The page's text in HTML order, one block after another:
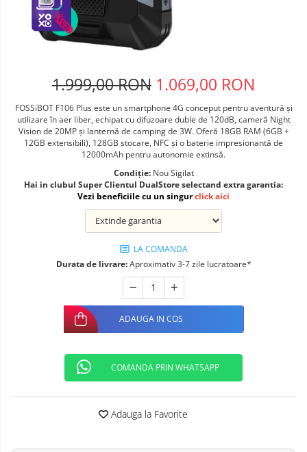
Telefoane mobile ALTE BRANDURI
1.999,00 RON 1.069,00 RON
FOSSiBOT F106 Plus este un smartphone 4G conceput pentru aventură și
utilizare în aer liber, echipat cu difuzoare duble de 120dB, cameră Night
Vision de 20MP și lanternă de camping de 3W. Oferă 18GB RAM (6GB +
12GB extensibili), 128GB stocare, NFC și o baterie impresionantă de
12000mAh pentru autonomie extinsă.
Condiție: Nou Sigilat
Hai in clubul Super Clientul DualStore selectand extra garantia:
Vezi beneficiile cu un singurclick aici
LA COMANDA
Durata de livrare:Aproximativ 3-7 zile lucratoare*
ADAUGA IN COS
COMANDA PRIN WHATSAPP
Adauga la Favorite